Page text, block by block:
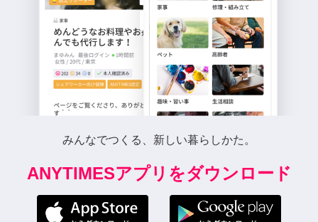
みんなでつくる、新しい暮らしかた。
ANYTIMESアプリをダウンロード